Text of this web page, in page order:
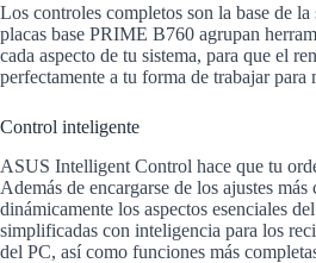
Los controles completos son la base de
placas base PRIME B760 agrupan
cada aspecto de tu sistema, para que el
perfectamente a tu forma de trabajar
Control inteligente
ASUS Intelligent Control hace que tu
Además de encargarse de los ajustes
dinámicamente los aspectos esenciales
simplificadas con inteligencia para los
del PC, así como funciones más